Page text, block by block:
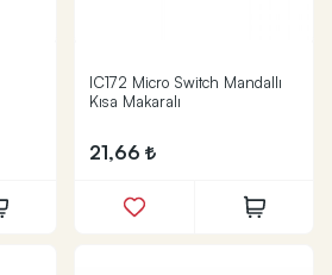
IC172 Micro Switch Mandallı
Kısa Makaralı
21,66